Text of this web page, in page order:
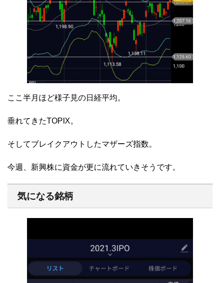
ここ半月ほど様子見の日経平均。
垂れてきたTOPIX。
そしてブレイクアウトしたマザーズ指数。
今週、新興株に資金が更に流れていきそうです。
気になる銘柄